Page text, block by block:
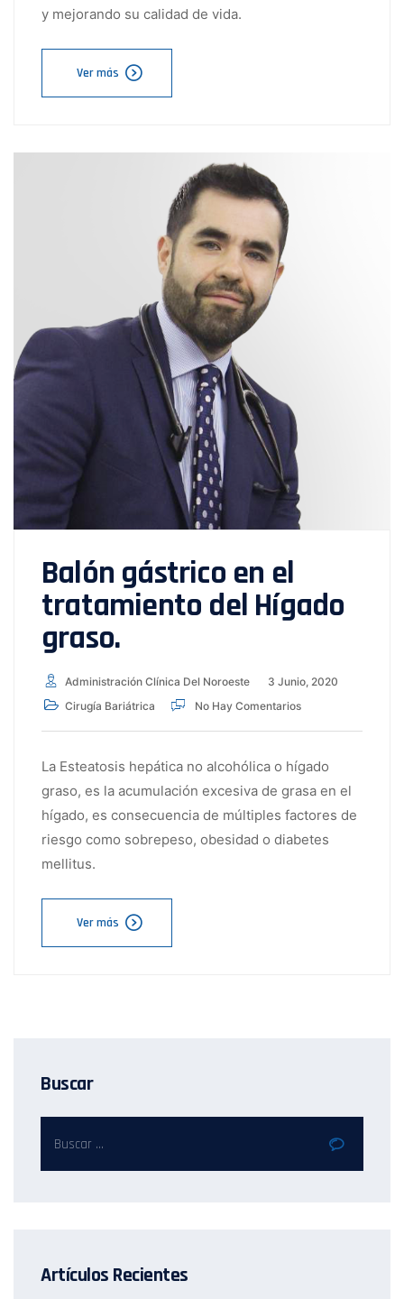
y mejorando su calidad de vida.
Ver más
Balón gástrico en el
tratamiento del Hígado
graso.
Administración Clínica Del Noroeste
3 Junio, 2020
Cirugía Bariátrica
No Hay Comentarios
La Esteatosis hepática no alcohólica o hígado
graso, es la acumulación excesiva de grasa en el
hígado, es consecuencia de múltiples factores de
riesgo como sobrepeso, obesidad o diabetes
mellitus.
Ver más
Buscar
Artículos Recientes